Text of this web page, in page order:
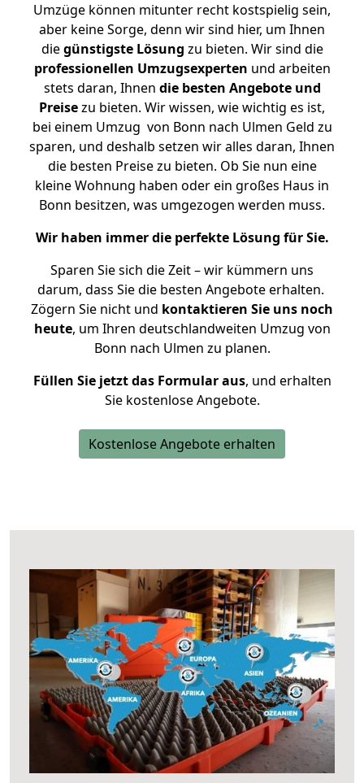
Umzüge können mitunter recht kostspielig sein,
aber keine Sorge, denn wir sind hier, um Ihnen
diegünstigste Lösung zu bieten. Wir sind die
professionellen Umzugsexperten und arbeiten
stets daran, Ihnen die besten Angebote und
Preisezu bieten. Wir wissen, wie wichtig es ist,
bei einem Umzug von Bonn nach Ulmen Geld zu
sparen, und deshalb setzen wir alles daran, Ihnen
die besten Preise zu bieten. Ob Sie nun eine
kleine Wohnung haben oder ein großes Haus in
Bonn besitzen, was umgezogen werden muss.
Wir haben immer die perfekte Lösung für Sie.
Sparen Sie sich die Zeit – wir kümmern uns
darum, dass Sie die besten Angebote erhalten.
Zögern Sie nicht und kontaktieren Sie uns noch
heute, um Ihren deutschlandweiten Umzug von
Bonn nach Ulmen zu planen.
Füllen Sie jetzt das Formular aus, und erhalten
Sie kostenlose Angebote.
Kostenlose Angebote erhalten